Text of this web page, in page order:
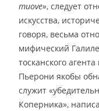
muove», следует
искусства,
говоря, весьма
мифический
тосканского
Пьерони якобы
служит
Коперника»,